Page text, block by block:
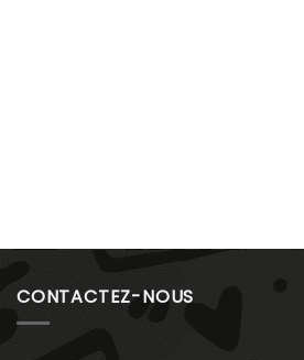
CONTACTEZ-NOUS